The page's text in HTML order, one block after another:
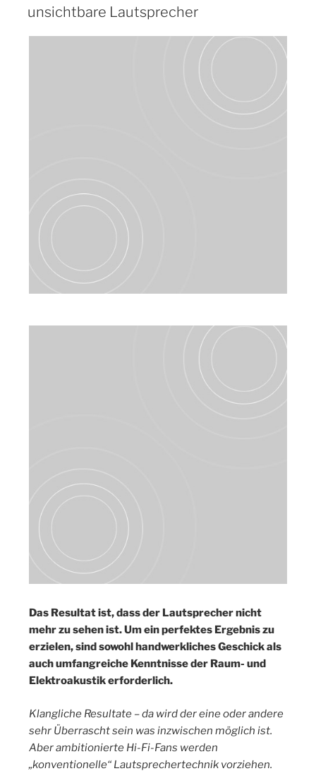
unsichtbare Lautsprecher
Das Resultat ist, dass der Lautsprecher nicht
mehr zu sehen ist. Um ein perfektes Ergebnis zu
erzielen, sind sowohl handwerkliches Geschick als
auch umfangreiche Kenntnisse der Raum- und
Elektroakustik erforderlich.
Klangliche Resultate – da wird der eine oder andere
sehr Überrascht sein was inzwischen möglich ist.
Aber ambitionierte Hi-Fi-Fans werden
„konventionelle“ Lautsprechertechnik vorziehen.